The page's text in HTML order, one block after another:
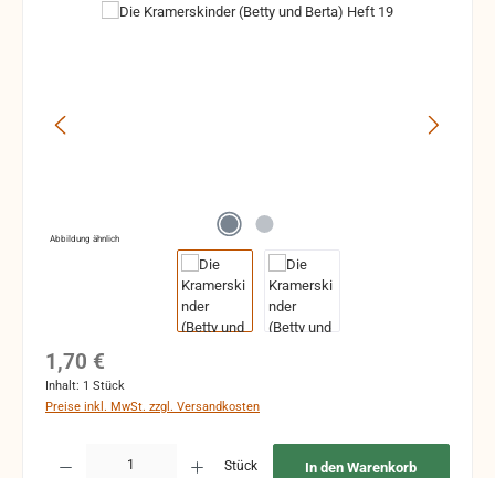
Bildergalerie überspringen
Abbildung ähnlich
Regulärer Preis:
1,70 €
Inhalt: 1 Stück
Preise inkl. MwSt. zzgl. Versandkosten
Stück In den Warenkorb